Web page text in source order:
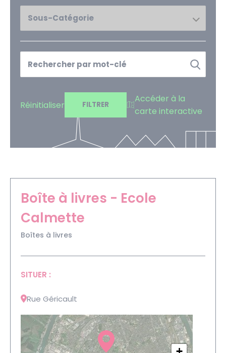
Sous-Catégorie
Réinitialiser FILTRER
Accéder à la
carte interactive
Boîte à livres - Ecole
Calmette
Boîtes à livres
SITUER :
Rue Géricault